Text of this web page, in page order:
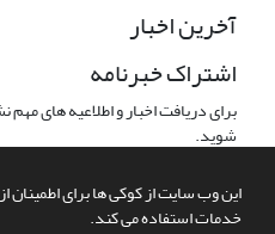
این وب سایت از کوکی ها برای اطمینان
خدمات استفاده می کند.
آخرین اخبار
اشتراک خبرنامه
برای دریافت اخبار و اطلاعیه های
شوید.